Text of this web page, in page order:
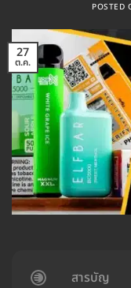
POSTED
27
ต.ค.
สารบัญ